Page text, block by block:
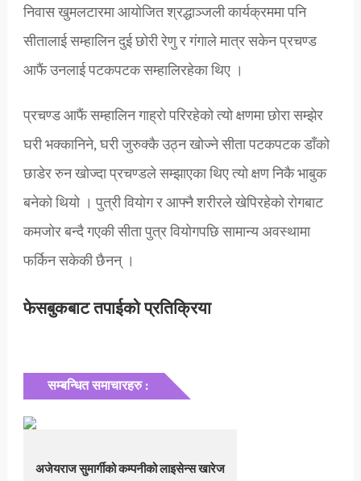
निवास खुमलटारमा आयोजित श्रद्धाञ्जली कार्यक्रममा पनि
सीतालाई सम्हालिन दुई छोरी रेणु र गंगाले मात्र सकेन प्रचण्ड
आफैं उनलाई पटकपटक सम्हालिरहेका थिए ।
प्रचण्ड आफैं सम्हालिन गाह्रो परिरहेको त्यो क्षणमा छोरा सम्झेर
घरी भक्कानिने, घरी जुरुक्कै उठ्न खोज्ने सीता पटकपटक डाँको
छाडेर रुन खोज्दा प्रचण्डले सम्झाएका थिए त्यो क्षण निकै भाबुक
बनेको थियो । पुत्री वियोग र आफ्नै शरीरले खेपिरहेको रोगबाट
कमजोर बन्दै गएकी सीता पुत्र वियोगपछि सामान्य अवस्थामा
फर्किन सकेकी छैनन् ।
फेसबुकबाट तपाईको प्रतिक्रिया
सम्बन्धित समाचारहरु :
अजेयराज सुमार्गीको कम्पनीको लाइसेन्स खारेज